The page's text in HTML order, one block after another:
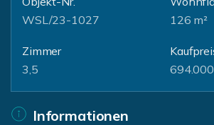
WSL/23-1027
126 m²
Zimmer
3,5
Informationen